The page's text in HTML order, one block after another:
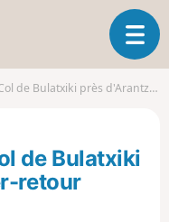
O
u
l
près d'Arantza en aller-retour
de Bulatxiki
retour